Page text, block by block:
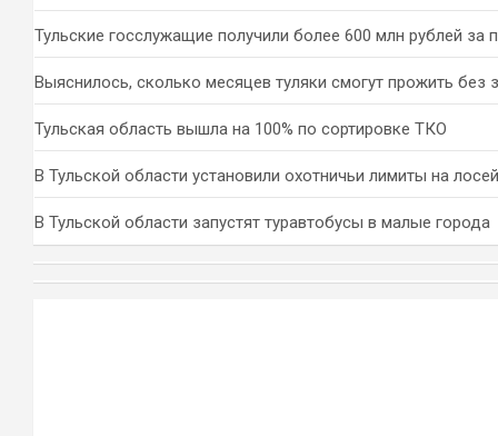
Тульские госслужащие получили более 600 млн рублей за
Выяснилось, сколько месяцев туляки смогут прожить без
Тульская область вышла на 100% по сортировке ТКО
В Тульской области установили охотничьи лимиты на
В Тульской области запустят туравтобусы в малые города